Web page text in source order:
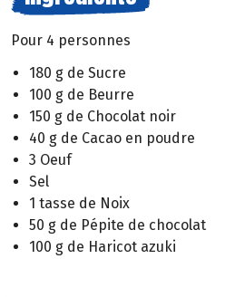
Pour 4 personnes
180 g de Sucre
100 g de Beurre
150 g de Chocolat noir
40 g de Cacao en poudre
3 Oeuf
Sel
1 tasse de Noix
50 g de Pépite de chocolat
100 g de Haricot azuki